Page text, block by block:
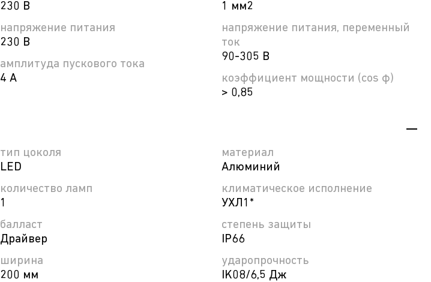
230 В
напряжение питания
230 В
амплитуда пускового тока
4 А
1 мм2
напряжение питания, переменный
ток
90-305 В
коэффициент мощности (cos φ)
> 0,85
тип цоколя
LED
количество ламп
1
балласт
Драйвер
ширина
200 мм
материал
Алюминий
климатическое исполнение
УХЛ1*
степень защиты
IP66
ударопрочность
IK08/6,5 Дж